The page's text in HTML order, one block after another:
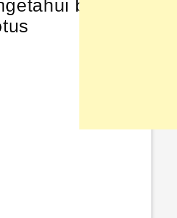
begitu